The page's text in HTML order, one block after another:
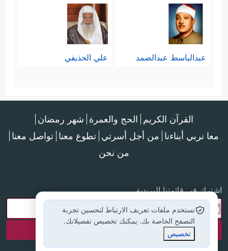
عبدالباسط عبدالصمد علي الحذيفي
القرآن الكريم الحج والعمرة شهر رمضان
معا نربي أبناءنا من أجل أسرتي تطوع معنا تواصل معنا
من نحن
اشترك في قائمتنا البريدية
نستخدم ملفات تعريف الارتباط لتحسين تجربة
التصفح الخاصة بك. يمكنك تخصيص تفضيلاتك.
تخصيص